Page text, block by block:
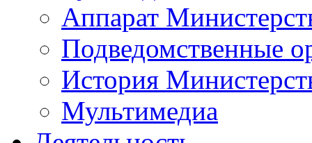
Аппарат
Подведомственные
История
Мультимедиа